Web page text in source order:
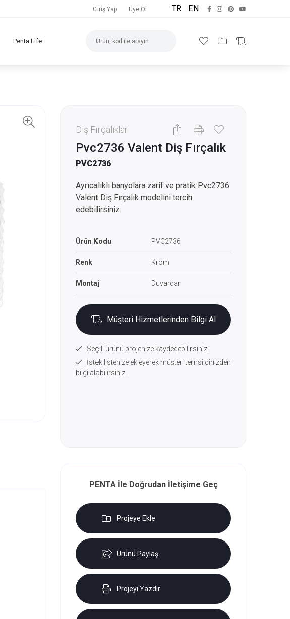
Giriş Yap Üye Ol TR EN
Penta Life
Diş Fırçalıklar
Pvc2736 Valent Diş Fırçalık
PVC2736
Ayrıcalıklı banyolara zarif ve pratik Pvc2736
Valent Diş Fırçalık modelini tercih
edebilirsiniz.
Ürün Kodu PVC2736
Renk Krom
Montaj Duvardan
Müşteri Hizmetlerinden Bilgi Al
Seçili ürünü projenize kaydedebilirsiniz.
İstek listenize ekleyerek müşteri temsilcinizden
bilgi alabilirsiniz.
PENTA İle Doğrudan İletişime Geç
Projeye Ekle
Ürünü Paylaş
Projeyi Yazdır